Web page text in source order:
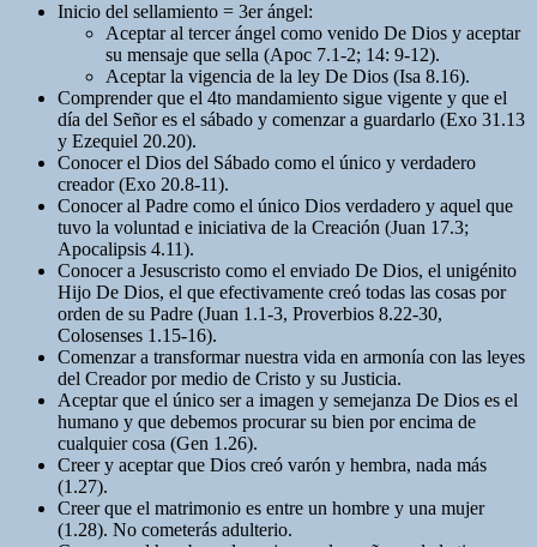
Inicio del sellamiento = 3er ángel:
Aceptar al tercer ángel como venido De Dios y aceptar
su mensaje que sella (Apoc 7.1-2; 14: 9-12).
Aceptar la vigencia de la ley De Dios (Isa 8.16).
Comprender que el 4to mandamiento sigue vigente y que el
día del Señor es el sábado y comenzar a guardarlo (Exo 31.13
y Ezequiel 20.20).
Conocer el Dios del Sábado como el único y verdadero
creador (Exo 20.8-11).
Conocer al Padre como el único Dios verdadero y aquel que
tuvo la voluntad e iniciativa de la Creación (Juan 17.3;
Apocalipsis 4.11).
Conocer a Jesuscristo como el enviado De Dios, el unigénito
Hijo De Dios, el que efectivamente creó todas las cosas por
orden de su Padre (Juan 1.1-3, Proverbios 8.22-30,
Colosenses 1.15-16).
Comenzar a transformar nuestra vida en armonía con las leyes
del Creador por medio de Cristo y su Justicia.
Aceptar que el único ser a imagen y semejanza De Dios es el
humano y que debemos procurar su bien por encima de
cualquier cosa (Gen 1.26).
Creer y aceptar que Dios creó varón y hembra, nada más
(1.27).
Creer que el matrimonio es entre un hombre y una mujer
(1.28). No cometerás adulterio.